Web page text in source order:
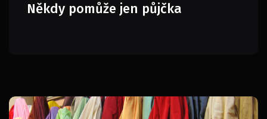
Někdy pomůže jen půjčka